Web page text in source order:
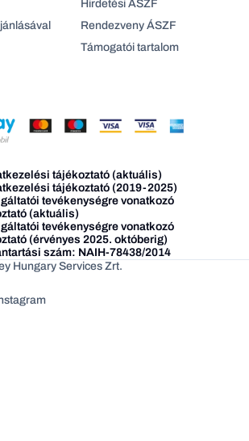
Hirdetési ÁSZF
Rendezveny ÁSZF
Támogatói tartalom
tájékoztató (aktuális)
tájékoztató (2019-2025)
tevékenységre vonatkozó
(aktuális)
tevékenységre vonatkozó
(érvényes 2025. októberig)
szám: NAIH-78438/2014
Hungary Services Zrt.